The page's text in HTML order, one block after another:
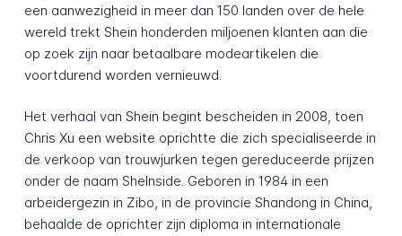
een aanwezigheid in meer dan 150 landen over de hele
wereld trekt Shein honderden miljoenen klanten aan die
op zoek zijn naar betaalbare modeartikelen die
voortdurend worden vernieuwd.
Het verhaal van Shein begint bescheiden in 2008, toen
Chris Xu een website oprichtte die zich specialiseerde in
de verkoop van trouwjurken tegen gereduceerde prijzen
onder de naam SheInside. Geboren in 1984 in een
arbeidergezin in Zibo, in de provincie Shandong in China,
behaalde de oprichter zijn diploma in internationale